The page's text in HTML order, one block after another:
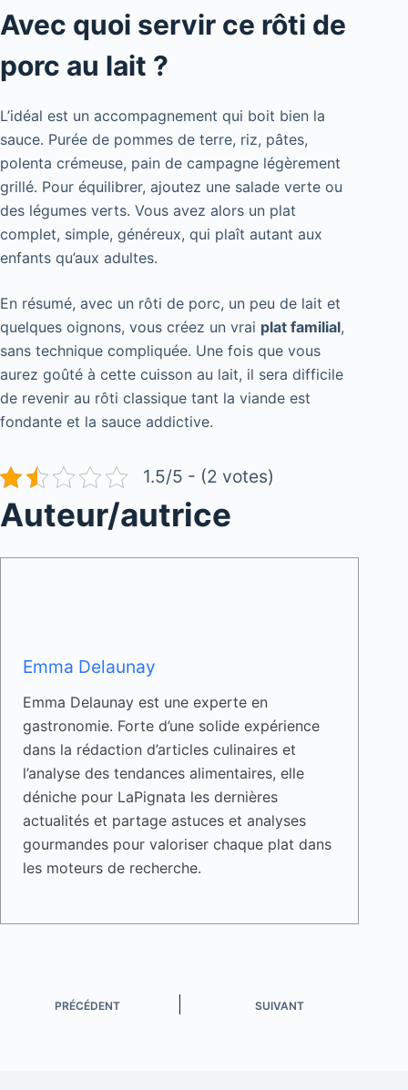
Avec quoi servir ce rôti de
porc au lait ?
L’idéal est un accompagnement qui boit bien la
sauce. Purée de pommes de terre, riz, pâtes,
polenta crémeuse, pain de campagne légèrement
grillé. Pour équilibrer, ajoutez une salade verte ou
des légumes verts. Vous avez alors un plat
complet, simple, généreux, qui plaît autant aux
enfants qu’aux adultes.
En résumé, avec un rôti de porc, un peu de lait et
quelques oignons, vous créez un vrai plat familial,
sans technique compliquée. Une fois que vous
aurez goûté à cette cuisson au lait, il sera difficile
de revenir au rôti classique tant la viande est
fondante et la sauce addictive.
1.5/5 - (2 votes)
Auteur/autrice
Emma Delaunay
Emma Delaunay est une experte en
gastronomie. Forte d’une solide expérience
dans la rédaction d’articles culinaires et
l’analyse des tendances alimentaires, elle
déniche pour LaPignata les dernières
actualités et partage astuces et analyses
gourmandes pour valoriser chaque plat dans
les moteurs de recherche.
PRÉCÉDENT SUIVANT